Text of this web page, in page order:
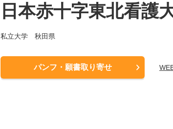
日本赤十字東北看護
私立大学 秋田県
パンフ・願書取り寄せ